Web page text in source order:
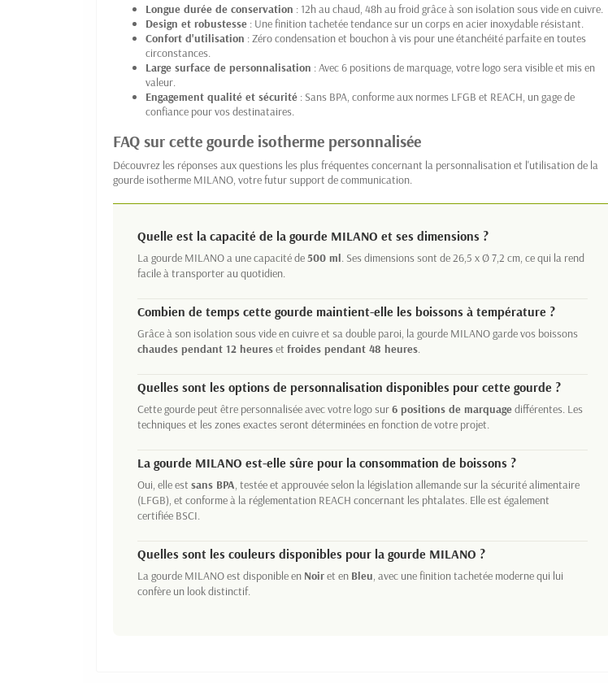
Longue durée de conservation : 12h au chaud, 48h au froid grâce à son isolation sous vide en cuivre.
Design et robustesse : Une finition tachetée tendance sur un corps en acier inoxydable résistant.
Confort d'utilisation : Zéro condensation et bouchon à vis pour une étanchéité parfaite en toutes
circonstances.
Large surface de personnalisation : Avec 6 positions de marquage, votre logo sera visible et mis en
valeur.
Engagement qualité et sécurité : Sans BPA, conforme aux normes LFGB et REACH, un gage de
confiance pour vos destinataires.
FAQ sur cette gourde isotherme personnalisée
Découvrez les réponses aux questions les plus fréquentes concernant la personnalisation et l'utilisation de la
gourde isotherme MILANO, votre futur support de communication.
Quelle est la capacité de la gourde MILANO et ses dimensions ?
La gourde MILANO a une capacité de500 ml. Ses dimensions sont de 26,5 x Ø 7,2 cm, ce qui la rend
facile à transporter au quotidien.
Combien de temps cette gourde maintient-elle les boissons à température ?
Grâce à son isolation sous vide en cuivre et sa double paroi, la gourde MILANO garde vos boissons
chaudes pendant 12 heureset froides pendant 48 heures.
Quelles sont les options de personnalisation disponibles pour cette gourde ?
Cette gourde peut être personnalisée avec votre logo sur6 positions de marquagedifférentes. Les
techniques et les zones exactes seront déterminées en fonction de votre projet.
La gourde MILANO est-elle sûre pour la consommation de boissons ?
Oui, elle est sans BPA, testée et approuvée selon la législation allemande sur la sécurité alimentaire
(LFGB), et conforme à la réglementation REACH concernant les phtalates. Elle est également
certifiée BSCI.
Quelles sont les couleurs disponibles pour la gourde MILANO ?
La gourde MILANO est disponible en Noiret en Bleu, avec une finition tachetée moderne qui lui
confère un look distinctif.